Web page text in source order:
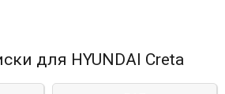
для HYUNDAI Creta